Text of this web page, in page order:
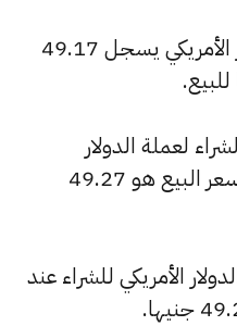
البنك التجاري الدولي: الدولار الأمريكي يسجل 49.17
لعملة الدولار
الأمريكي هو 49.17 جنيها، وسعر البيع هو 49.27
الأمريكي للشراء عند